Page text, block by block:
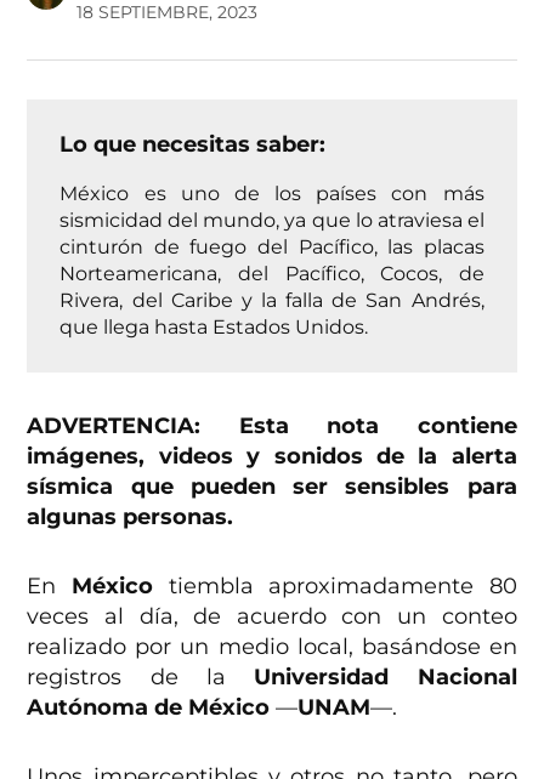
18 SEPTIEMBRE, 2023
Lo que necesitas saber:
México es uno de los países con más
sismicidad del mundo, ya que lo atraviesa el
cinturón de fuego del Pacífico, las placas
Norteamericana, del Pacífico, Cocos, de
Rivera, del Caribe y la falla de San Andrés,
que llega hasta Estados Unidos.
ADVERTENCIA: Esta nota contiene
imágenes, videos y sonidos de la alerta
sísmica que pueden ser sensibles para
algunas personas.
En Méxicotiembla aproximadamente 80
veces al día, de acuerdo con un conteo
realizado por un medio local, basándose en
registros de la Universidad Nacional
Autónoma de México —UNAM—.